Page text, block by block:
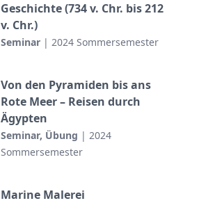
Geschichte (734 v. Chr. bis 212
v. Chr.)
Seminar | 2024 Sommersemester
Von den Pyramiden bis ans
Rote Meer – Reisen durch
Ägypten
Seminar, Übung | 2024
Sommersemester
Marine Malerei